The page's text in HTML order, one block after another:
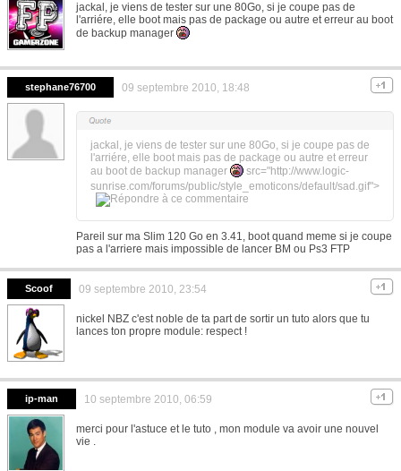
jackal, je viens de tester sur une 80Go, si je coupe pas de
l'arriére, elle boot mais pas de package ou autre et erreur au boot
de backup manager
stephane76700 09 septembre 2010, 18:48
jackal, je viens de tester sur une 80Go, si je coupe pas de
l'arriére, elle boot mais pas de package ou autre et erreur
au boot de backup manager
src="http://www.logic-
sunrise.com/forums/public/style_emoticons/default/sad.gif">
Pareil sur ma Slim 120 Go en 3.41, boot quand meme si je coupe
pas a l'arriere mais impossible de lancer BM ou Ps3 FTP
Scoof 09 septembre 2010, 23:54
nickel NBZ c'est noble de ta part de sortir un tuto alors que tu
lances ton propre module: respect !
ip-man 10 septembre 2010, 06:59
merci pour l'astuce et le tuto , mon module va avoir une nouvel
vie .